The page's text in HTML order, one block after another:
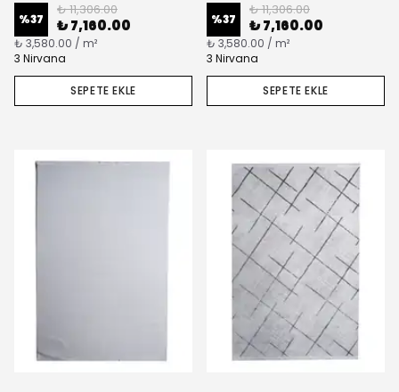
%37
₺ 11,306.00
₺ 7,160.00
₺ 3,580.00 / m²
3 Nirvana
SEPETE EKLE
%37
₺ 11,306.00
₺ 7,160.00
₺ 3,580.00 / m²
3 Nirvana
SEPETE EKLE